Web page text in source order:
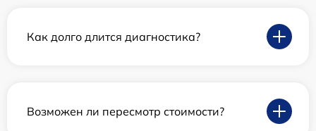
Как долго длится диагностика?
Возможен ли пересмотр стоимости?